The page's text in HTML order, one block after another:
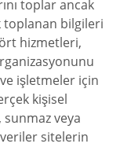
toplar ancak
bilgileri
hizmetleri,
işletmeler için
kişisel
veya
sitelerin